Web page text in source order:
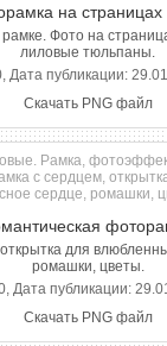
на страницах
Фото на
лиловые тюльпаны.
Дата публикации:
Скачать PNG файл
для
ромашки, цветы.
Дата публикации:
Скачать PNG файл